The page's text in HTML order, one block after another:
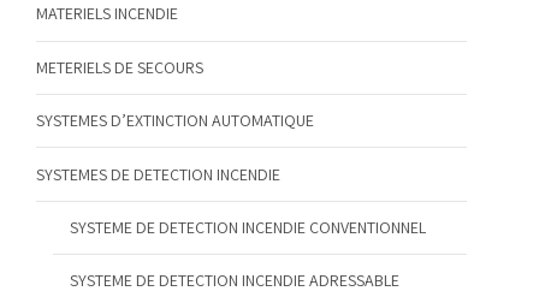
MATERIELS INCENDIE
METERIELS DE SECOURS
SYSTEMES D’EXTINCTION AUTOMATIQUE
SYSTEMES DE DETECTION INCENDIE
SYSTEME DE DETECTION INCENDIE CONVENTIONNEL
SYSTEME DE DETECTION INCENDIE ADRESSABLE